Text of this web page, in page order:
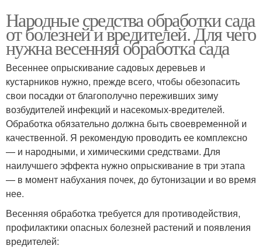
Народные средства обработки сада
от болезней и вредителей. Для чего
нужна весенняя обработка сада
Весеннее опрыскивание садовых деревьев и
кустарников нужно, прежде всего, чтобы обезопасить
свои посадки от благополучно переживших зиму
возбудителей инфекций и насекомых-вредителей.
Обработка обязательно должна быть своевременной и
качественной. Я рекомендую проводить ее комплексно
— и народными, и химическими средствами. Для
наилучшего эффекта нужно опрыскивание в три этапа
— в момент набухания почек, до бутонизации и во время
нее.
Весенняя обработка требуется для противодействия,
профилактики опасных болезней растений и появления
вредителей: